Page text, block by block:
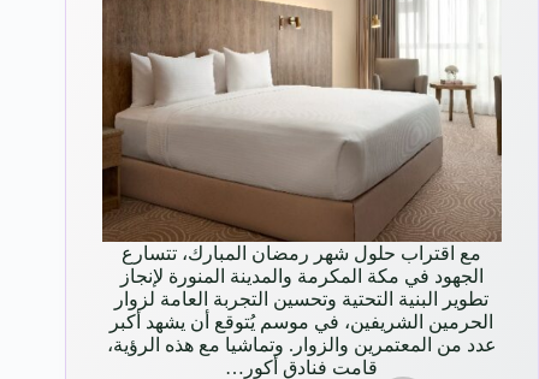
مع اقتراب حلول شهر رمضان المبارك، تتسارع
الجهود في مكة المكرمة والمدينة المنورة لإنجاز
تطوير البنية التحتية وتحسين التجربة العامة لزوار
الحرمين الشريفين، في موسم يُتوقع أن يشهد أكبر
عدد من المعتمرين والزوار. وتماشيا مع هذه الرؤية،
قامت فنادق أكور…